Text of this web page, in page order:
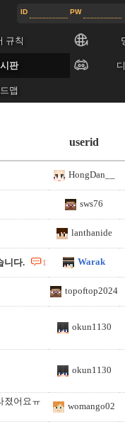
ID PW
규칙
판
맵
userid
HongDan__
sws76
lanthanide
니다. 1 Warak
topoftop2024
okun1130
okun1130
졌어요ㅠ womango02